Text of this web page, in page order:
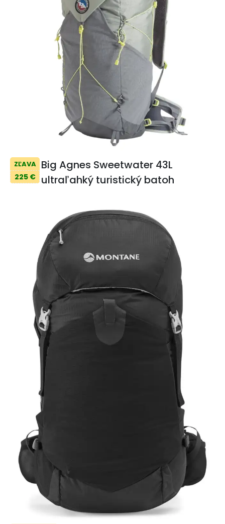
ZĽAVA
225 €
Big Agnes Sweetwater 43L
ultraľahký turistický batoh